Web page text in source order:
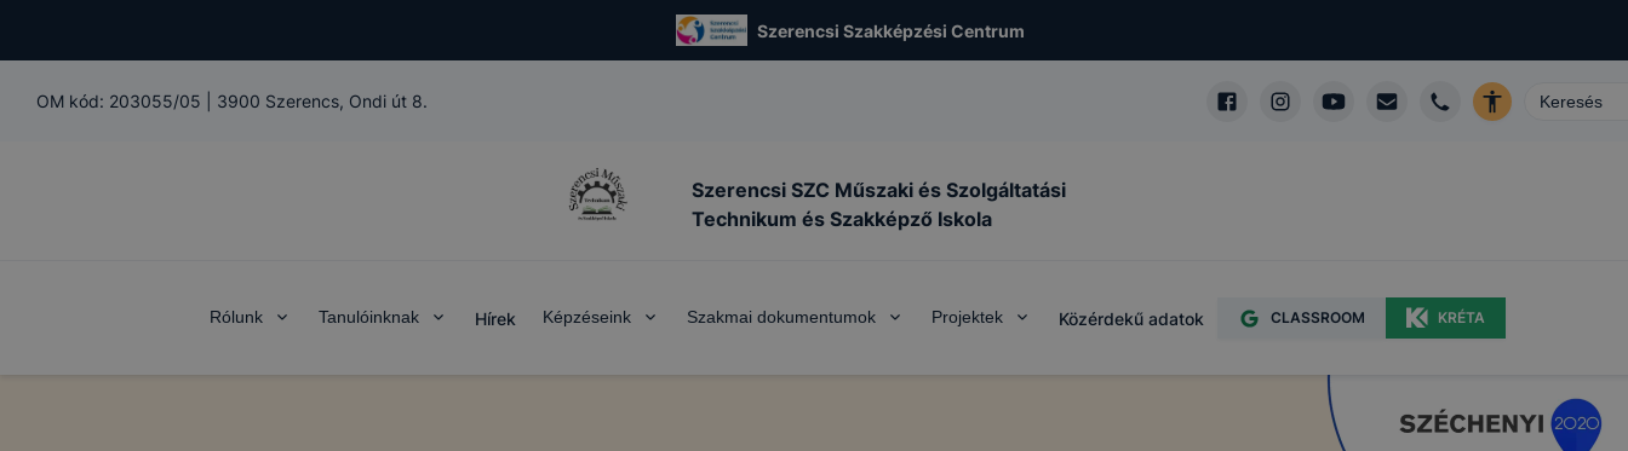
Szerencsi Szakképzési Centrum
OM kód: 203055/05 3900 Szerencs, Ondi út 8.
Szerencsi SZC Műszaki és Szolgáltatási
Technikum és Szakképző Iskola
Rólunk Tanulóinknak Hírek Képzéseink Szakmai dokumentumok Projektek Közérdekű adatok CLASSROOM KRÉTA